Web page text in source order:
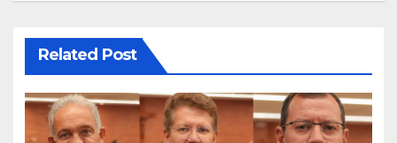
Related Post